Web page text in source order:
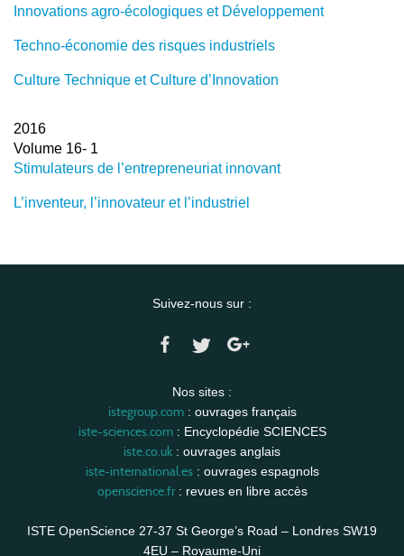
Innovations agro-écologiques et Développement
Techno-économie des risques industriels
Culture Technique et Culture d’Innovation
2016
Volume 16- 1
Stimulateurs de l’entrepreneuriat innovant
L’inventeur, l’innovateur et l’industriel
Suivez-nous sur :
Nos sites :
istegroup.com: ouvrages français
iste-sciences.com: Encyclopédie SCIENCES
iste.co.uk : ouvrages anglais
iste-international.es: ouvrages espagnols
openscience.fr: revues en libre accès
ISTE OpenScience 27-37 St George’s Road – Londres SW19
4EU – Royaume-Uni